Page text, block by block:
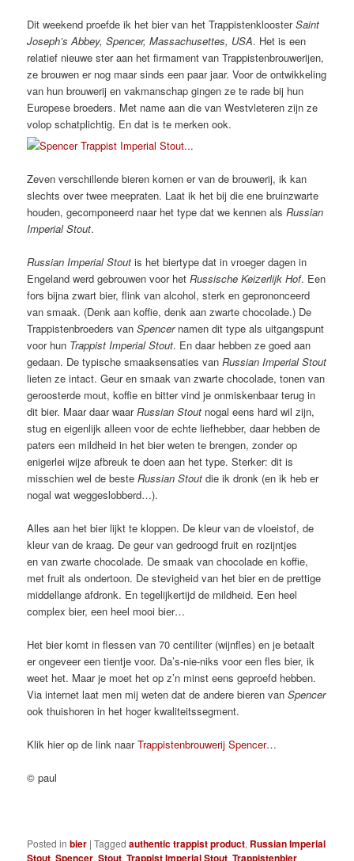
Dit weekend proefde ik het bier van het TrappistenkloosterSaint
Joseph’s Abbey, Spencer, Massachusettes, USA. Het is een
relatief nieuwe ster aan het firmament van Trappistenbrouwerijen,
ze brouwen er nog maar sinds een paar jaar. Voor de ontwikkeling
van hun brouwerij en vakmanschap gingen ze te rade bij hun
Europese broeders. Met name aan die van Westvleteren zijn ze
volop schatplichtig. En dat is te merken ook.
Zeven verschillende bieren komen er van de brouwerij, ik kan
slechts over twee meepraten. Laat ik het bij die ene bruinzwarte
houden, gecomponeerd naar het type dat we kennen alsRussian
Imperial Stout.
Russian Imperial Stout is het biertype dat in vroeger dagen in
Engeland werd gebrouwen voor hetRussische Keizerlijk Hof. Een
fors bijna zwart bier, flink van alcohol, sterk en geprononceerd
van smaak. (Denk aan koffie, denk aan zwarte chocolade.) De
Trappistenbroeders van Spencernamen dit type als uitgangspunt
voor hun Trappist Imperial Stout. En daar hebben ze goed aan
gedaan. De typische smaaksensaties vanRussian Imperial Stout
lieten ze intact. Geur en smaak van zwarte chocolade, tonen van
geroosterde mout, koffie en bitter vind je onmiskenbaar terug in
dit bier. Maar daar waarRussian Stout nogal eens hard wil zijn,
stug en eigenlijk alleen voor de echte liefhebber, daar hebben de
paters een mildheid in het bier weten te brengen, zonder op
enigerlei wijze afbreuk te doen aan het type. Sterker: dit is
misschien wel de besteRussian Stout die ik dronk (en ik heb er
nogal wat weggeslobberd…).
Alles aan het bier lijkt te kloppen. De kleur van de vloeistof, de
kleur van de kraag. De geur van gedroogd fruit en rozijntjes
en van zwarte chocolade. De smaak van chocolade en koffie,
met fruit als ondertoon. De stevigheid van het bier en de prettige
middellange afdronk. En tegelijkertijd de mildheid. Een heel
complex bier, een heel mooi bier…
Het bier komt in flessen van 70 centiliter (wijnfles) en je betaalt
er ongeveer een tientje voor. Da’s-nie-niks voor een fles bier, ik
weet het. Maar je moet het op z’n minst eens geproefd hebben.
Via internet laat men mij weten dat de andere bieren vanSpencer
ook thuishoren in het hoger kwaliteitssegment.
Klik hier op de link naarTrappistenbrouwerij Spencer…
© paul
Posted in bier |Tagged authentic trappist product, Russian Imperial
Stout,Spencer,Stout,Trappist Imperial Stout,Trappistenbier